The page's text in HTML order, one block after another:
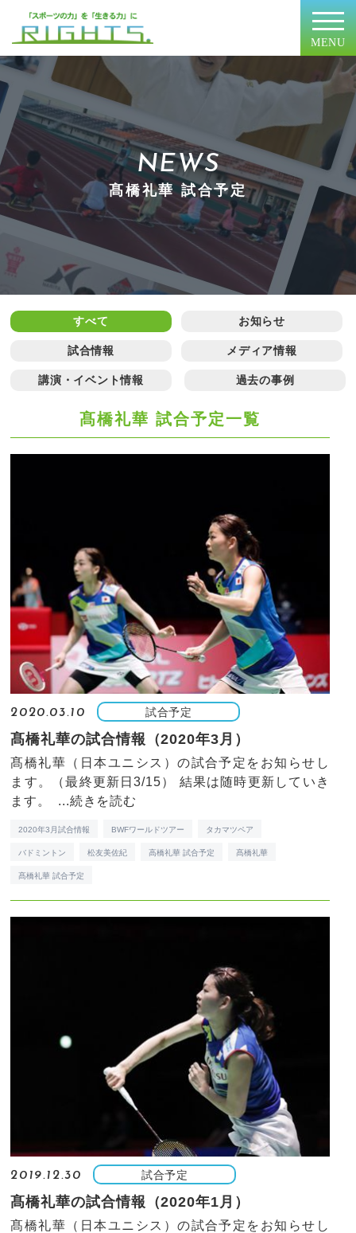
MENU
NEWS
髙橋礼華 試合予定
すべて お知らせ
試合情報 メディア情報
講演・イベント情報 過去の事例
髙橋礼華 試合予定一覧
2020.03.10 試合予定
髙橋礼華の試合情報（2020年3月）
髙橋礼華（日本ユニシス）の試合予定をお知らせし
ます。（最終更新日3/15） 結果は随時更新していき
ます。 ...続きを読む
2020年3月試合情報 BWFワールドツアー タカマツペア
バドミントン 松友美佐紀 高橋礼華 試合予定 髙橋礼華
髙橋礼華 試合予定
2019.12.30 試合予定
髙橋礼華の試合情報（2020年1月）
髙橋礼華（日本ユニシス）の試合予定をお知らせし